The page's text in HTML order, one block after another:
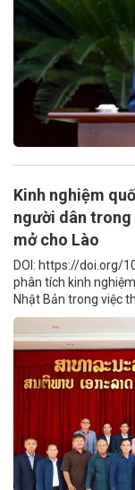
Kinh nghiệm
người dân trong
mở cho Lào
DOI: https://doi.org/
phân tích kinh
Nhật Bản trong việc